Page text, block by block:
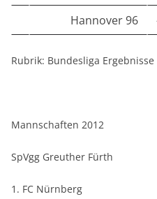
Hannover 96
Rubrik: Bundesliga
Mannschaften 2012
SpVgg Greuther Fürth
1. FC Nürnberg